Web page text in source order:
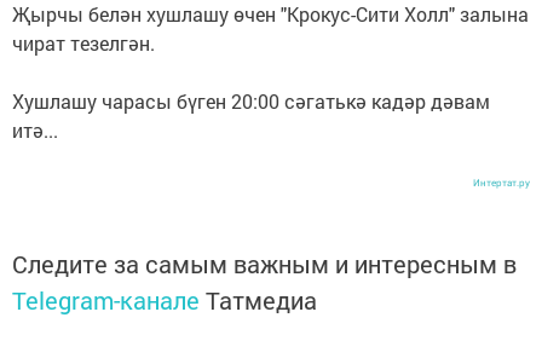
Җырчы белән хушлашу өчен "Крокус-Сити Холл" залына
чират тезелгән.
Хушлашу чарасы бүген 20:00 сәгатькә кадәр дәвам
итә...
Интертат.ру
Следите за самым важным и интересным в
Telegram-канале Татмедиа